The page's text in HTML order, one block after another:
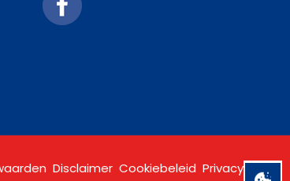
Disclaimer Cookiebeleid Privacy